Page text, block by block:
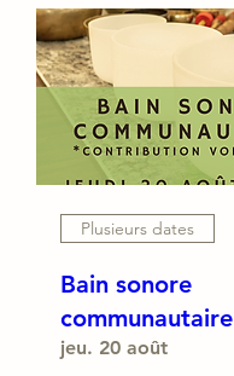
Plusieurs dates
Bain sonore
communautaire
jeu. 20 août